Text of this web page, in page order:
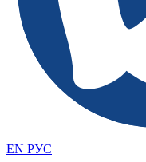
EN РУС